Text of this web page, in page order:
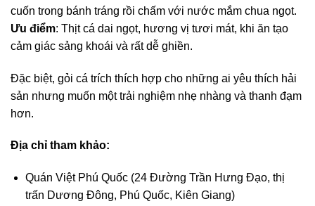
cuốn trong bánh tráng rồi chấm với nước mắm chua ngọt.
Ưu điểm: Thịt cá dai ngọt, hương vị tươi mát, khi ăn tạo
cảm giác sảng khoái và rất dễ ghiền.
Đặc biệt, gỏi cá trích thích hợp cho những ai yêu thích hải
sản nhưng muốn một trải nghiệm nhẹ nhàng và thanh đạm
hơn.
Địa chỉ tham khảo:
Quán Việt Phú Quốc (24 Đường Trần Hưng Đạo, thị
trấn Dương Đông, Phú Quốc, Kiên Giang)